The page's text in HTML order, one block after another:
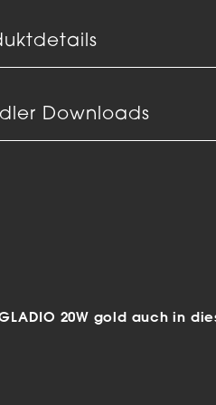
Downloads
20W gold auch in